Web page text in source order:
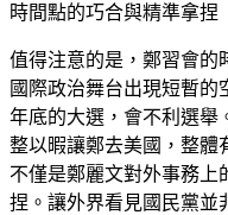
時間點的巧合與精準拿捏
值得注意的是，鄭習會的
國際政治舞台出現短暫
年底的大選，會不利選舉
整以暇讓鄭去美國，整體
不僅是鄭麗文對外事務上
捏。讓外界看見國民黨並